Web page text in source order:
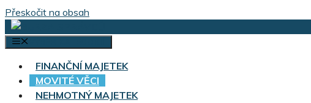
Přeskočit na obsah
FINANČNÍ MAJETEK
MOVITÉ VĚCI
NEHMOTNÝ MAJETEK